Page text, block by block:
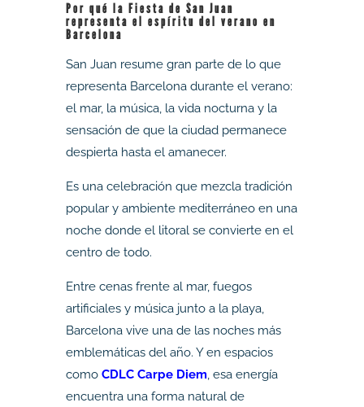
Por qué la Fiesta de San Juan
representa el espíritu del verano en
Barcelona
San Juan resume gran parte de lo que
representa Barcelona durante el verano:
el mar, la música, la vida nocturna y la
sensación de que la ciudad permanece
despierta hasta el amanecer.
Es una celebración que mezcla tradición
popular y ambiente mediterráneo en una
noche donde el litoral se convierte en el
centro de todo.
Entre cenas frente al mar, fuegos
artificiales y música junto a la playa,
Barcelona vive una de las noches más
emblemáticas del año. Y en espacios
como CDLC Carpe Diem, esa energía
encuentra una forma natural de